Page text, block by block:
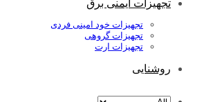
تجهیزات ایمنی برق
تجهیزات خود امینی فردی
تجهیزات گروهی
تجهیزات ارت
روشنایی